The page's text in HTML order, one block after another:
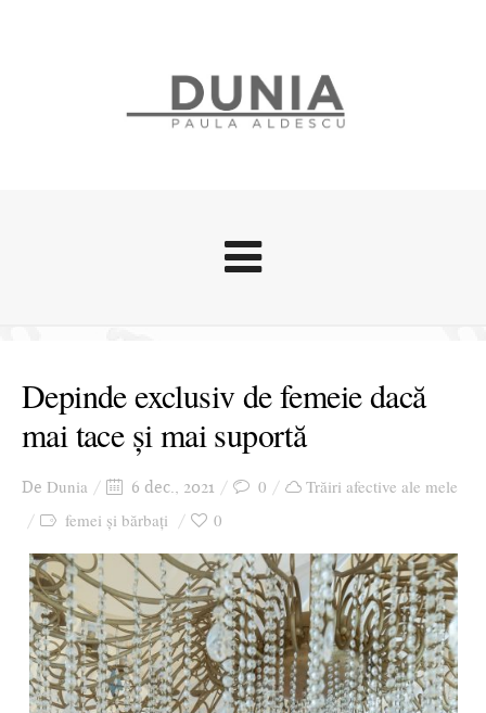
Stari afective
Zice Dunia
Călătorii
Cursuri povestite
Ziua culorii
Depinde exclusiv de femeie dacă
mai tace și mai suportă
De Dunia 6 dec., 2021 0
Trăiri afective ale mele
femei și bărbați
0